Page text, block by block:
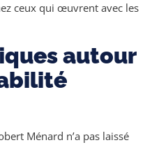
ceux qui œuvrent avec les
autour
Ménard n’a pas laissé